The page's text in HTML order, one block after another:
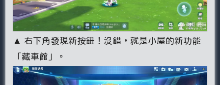
▲ 右下角發現新按鈕！沒錯，就是小屋的新功能
「藏車館」。